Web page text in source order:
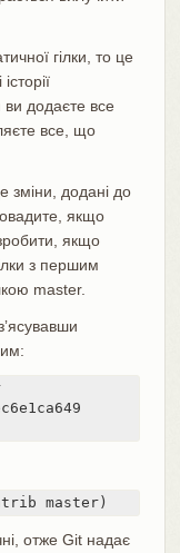
гілки, то це
ви додаєте все
все, що
зміни, додані до
якщо
якщо
з першим
master.
master)
отже Git надає